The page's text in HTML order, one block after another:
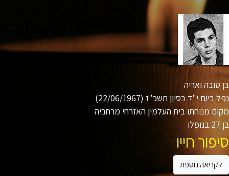
ואריה
י"ד בסיון תשכ"ז (22/06/1967)
מנוחתו בית העלמין האזרחי מרחביה
חייו
נוספת